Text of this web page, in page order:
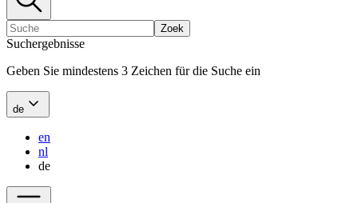
Zoek
Suchergebnisse
Geben Sie mindestens 3 Zeichen für die Suche ein
de
en
nl
de